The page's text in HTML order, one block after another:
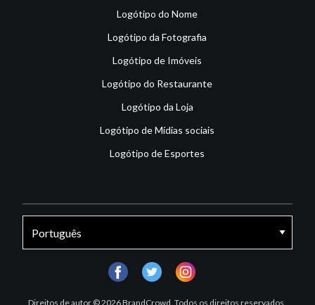
Logótipo do Nome
Logótipo da Fotografia
Logótipo de Imóveis
Logótipo do Restaurante
Logótipo da Loja
Logótipo de Mídias sociais
Logótipo de Esportes
Direitos de autor © 2026 BrandCrowd. Todos os direitos reservados.
facebooktwitter instagram